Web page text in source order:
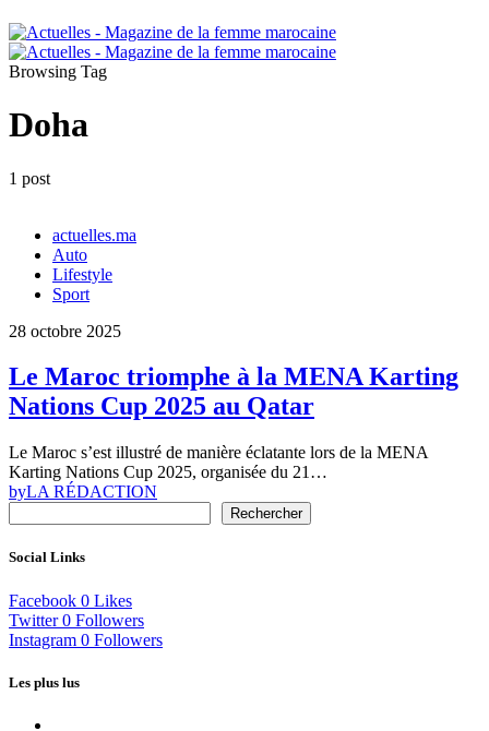
Browsing Tag
Doha
1 post
actuelles.ma
Auto
Lifestyle
Sport
28 octobre 2025
Le Maroc triomphe à la MENA Karting
Nations Cup 2025 au Qatar
Le Maroc s’est illustré de manière éclatante lors de la MENA
Karting Nations Cup 2025, organisée du 21…
byLA RÉDACTION
Rechercher
Social Links
Facebook 0 Likes
Twitter 0 Followers
Instagram 0 Followers
Les plus lus